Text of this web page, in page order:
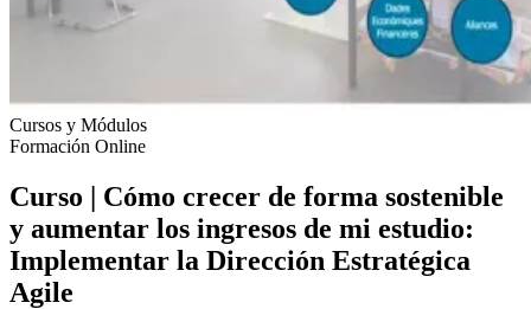
Cursos y Módulos
Formación Online
Curso | Cómo crecer de forma sostenible
y aumentar los ingresos de mi estudio:
Implementar la Dirección Estratégica
Agile